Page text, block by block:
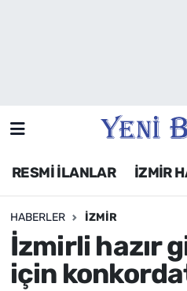
RESMİ İLANLAR İZMİR
HABERLER İZMIR
İzmirli hazır
için
Siyaset
Asayiş / Polis-Adliye
Spor